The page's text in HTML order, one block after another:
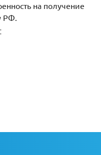
на получение
РФ.